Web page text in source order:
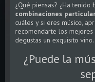
¿Qué piensas? ¿Ha tenido
combinaciones
cuáles y si eres músico,
recomendarte los mejores
degustas un exquisito vino.
¿Puede la